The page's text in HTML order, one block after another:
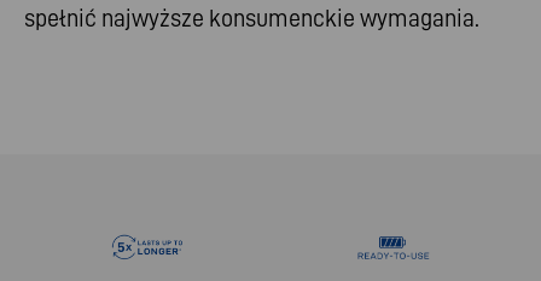
spełnić najwyższe konsumenckie wymagania.